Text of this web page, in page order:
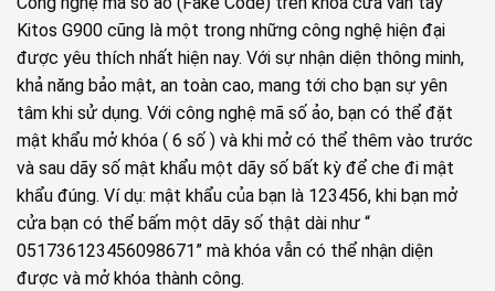
Kitos G900 cũng là một trong những công nghệ hiện đại
được yêu thích nhất hiện nay. Với sự nhận diện thông minh,
khả năng bảo mật, an toàn cao, mang tới cho bạn sự yên
tâm khi sử dụng. Với công nghệ mã số ảo, bạn có thể đặt
mật khẩu mở khóa ( 6 số ) và khi mở có thể thêm vào trước
và sau dãy số mật khẩu một dãy số bất kỳ để che đi mật
khẩu đúng. Ví dụ: mật khẩu của bạn là 123456, khi bạn mở
cửa bạn có thể bấm một dãy số thật dài như “
051736123456098671” mà khóa vẫn có thể nhận diện
được và mở khóa thành công.